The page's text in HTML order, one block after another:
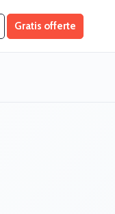
Gratis offerte